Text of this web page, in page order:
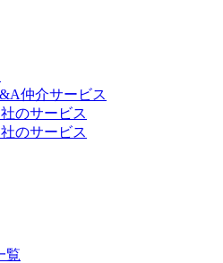
仲介サービス
のサービス
のサービス
覧